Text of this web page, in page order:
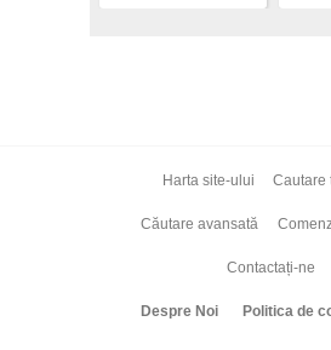
Harta site-ului Cautare
Căutare avansată
Contactați-ne
Despre Noi Politica de